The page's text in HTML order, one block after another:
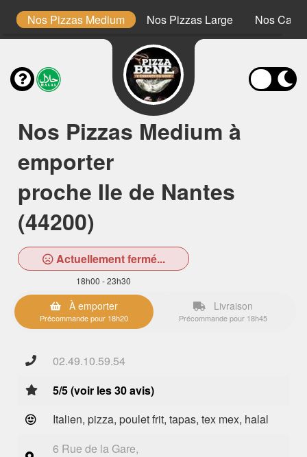
Nos Pizzas Medium Nos Pizzas Large Nos
Nos Pizzas Medium à
emporter
proche Ile de Nantes
(44200)
Actuellement fermé...
18h00 - 23h30
À emporter
Précommande pour 18h20
Livraison
Précommande pour 18h45
02.49.10.59.54
5/5 (voir les 30 avis)
Italien, pizza, poulet frit, tapas, tex mex, halal
6 Rue de la Gare,